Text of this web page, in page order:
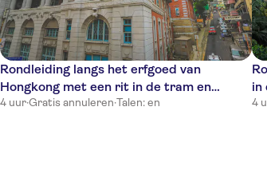
Rondleiding langs het erfgoed van
Hongkong met een rit in de tram en
proeverijen
4 uur·Gratis annuleren·Talen: en
in
4